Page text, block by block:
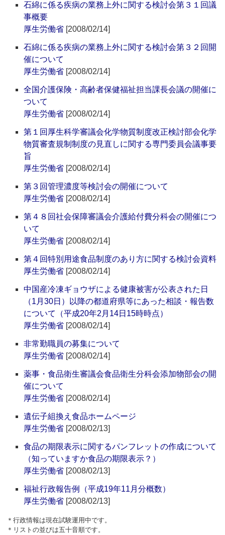
石綿に係る疾病の業務上外に関する検討会第３１回議
事概要
厚生労働省 [2008/02/14]
石綿に係る疾病の業務上外に関する検討会第３２回開
催について
厚生労働省 [2008/02/14]
全国介護保険・高齢者保健福祉担当課長会議の開催に
ついて
厚生労働省 [2008/02/14]
第１回厚生科学審議会化学物質制度改正検討部会化学
物質審査規制制度の見直しに関する専門委員会議事要
旨
厚生労働省 [2008/02/14]
第３回管理濃度等検討会の開催について
厚生労働省 [2008/02/14]
第４８回社会保障審議会介護給付費分科会の開催につ
いて
厚生労働省 [2008/02/14]
第４回特別用途食品制度のあり方に関する検討会資料
厚生労働省 [2008/02/14]
中国産冷凍ギョウザによる健康被害が公表された日
（1月30日）以降の都道府県等にあった相談・報告数
について（平成20年2月14日15時時点）
厚生労働省 [2008/02/14]
非常勤職員の募集について
厚生労働省 [2008/02/14]
薬事・食品衛生審議会食品衛生分科会添加物部会の開
催について
厚生労働省 [2008/02/14]
遺伝子組換え食品ホームページ
厚生労働省 [2008/02/13]
食品の期限表示に関するパンフレットの作成について
（知っていますか食品の期限表示？）
厚生労働省 [2008/02/13]
福祉行政報告例（平成19年11月分概数）
厚生労働省 [2008/02/13]
＊行政情報は現在試験運用中です。
＊リストの並びは五十音順です。